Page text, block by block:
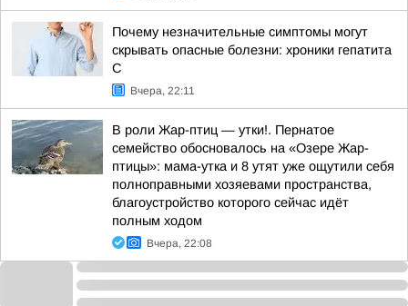
Почему незначительные симптомы могут
скрывать опасные болезни: хроники гепатита
С
Вчера, 22:11
В роли Жар-птиц — утки!. Пернатое
семейство обосновалось на «Озере Жар-
птицы»: мама-утка и 8 утят уже ощутили себя
полноправными хозяевами пространства,
благоустройство которого сейчас идёт
полным ходом
Вчера, 22:08